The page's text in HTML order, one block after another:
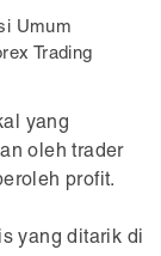
Umum
Trading
yang
oleh trader
profit.
yang ditarik di